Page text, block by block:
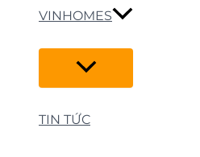
VINHOMES
TIN TỨC